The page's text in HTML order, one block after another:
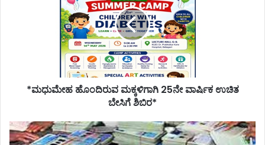
*ಮಧುಮೇಹ ಹೊಂದಿರುವ ಮಕ್ಕಳಿಗಾಗಿ 25ನೇ ವಾರ್ಷಿಕ ಉಚಿತ
ಬೇಸಿಗೆ ಶಿಬಿರ*
*ಮೇ
ಹಾಗೂ